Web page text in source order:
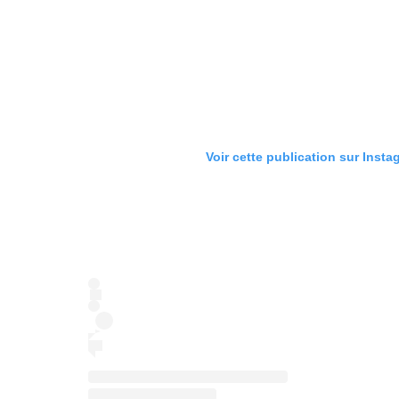
Voir cette publication sur